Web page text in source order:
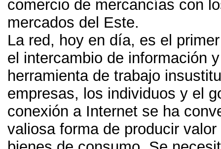
comercio de mercancías con
mercados del Este.
La red, hoy en día, es el
el intercambio de información
herramienta de trabajo
empresas, los individuos y el
conexión a Internet se ha
valiosa forma de producir